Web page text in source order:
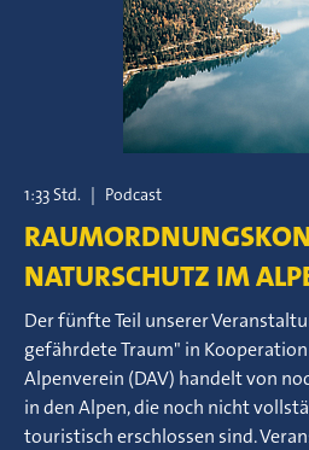
1:33 Std. | Podcast
NATURSCHUTZ IM
Der fünfte Teil unserer
gefährdete Traum" in
Alpenverein (DAV) handelt von
in den Alpen, die noch nicht
touristisch erschlossen sind.